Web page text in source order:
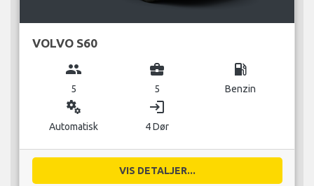
VOLVO S60
group
5
business_center
5
local_gas_station
Benzin
miscellaneous_services
Automatisk
login
4 Dør
VIS DETALJER...